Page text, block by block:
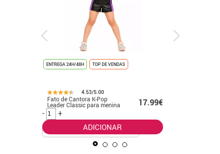
ENTREGA 24H/48H TOP DE VENDAS
4.53/5.00
Fato de Cantora K-Pop
Leader Classic para menina
17.99€
-
+
ADICIONAR